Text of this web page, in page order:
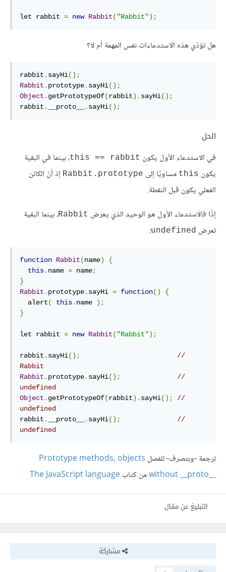
let rabbit = new Rabbit( "Rabbit");
هل تؤدّي هذه الاستدعاءات نفس المهمة أم لا؟
rabbit . sayHi();
Rabbit . prototype. sayHi();
Object . getPrototypeOf(rabbit). sayHi();
rabbit . __proto__ . sayHi();
الحل
في الاستدعاء الأول يكون this == rabbit، بينما في البقية
يكون this مساويًا إلى Rabbit.prototype إذ أنّ الكائن
الفعلي يكون قبل النقطة.
إذًا فالاستدعاء الأول هو الوحيد الذي يعرض Rabbit، بينما البقية
تعرض undefined
:
function Rabbit(name)
{
this. name = name;
}
Rabbit . prototype. sayHi = function()
{
  alert
( this. name
);
}
let rabbit = new Rabbit( "Rabbit");
rabbit . sayHi();
//
Rabbit
Rabbit . prototype. sayHi();
//
undefined
Object . getPrototypeOf(rabbit). sayHi();
//
undefined
rabbit . __proto__ . sayHi();
//
undefined
ترجمة -وبتصرف- للفصل Prototype methods, objects
without __proto__
The JavaScript language
التبليغ عن مقال
مشاركة